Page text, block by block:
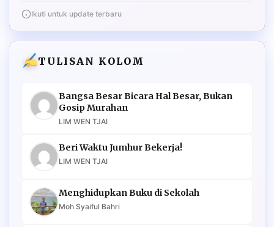
Ikuti untuk update terbaru
TULISAN KOLOM
Bangsa Besar Bicara Hal Besar, Bukan
Gosip Murahan
LIM WEN TJAI
Beri Waktu Jumhur Bekerja!
LIM WEN TJAI
Menghidupkan Buku di Sekolah
Moh Syaiful Bahri